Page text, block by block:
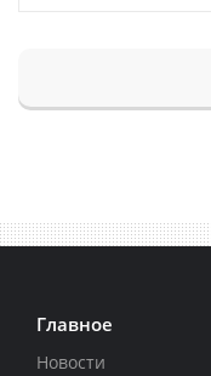
Главное
Новости